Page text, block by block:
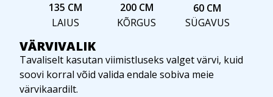
135 CM
LAIUS
200 CM
KÕRGUS
60 CM
SÜGAVUS
VÄRVIVALIK
Tavaliselt kasutan viimistluseks valget värvi, kuid
soovi korral võid valida endale sobiva meie
värvikaardilt.